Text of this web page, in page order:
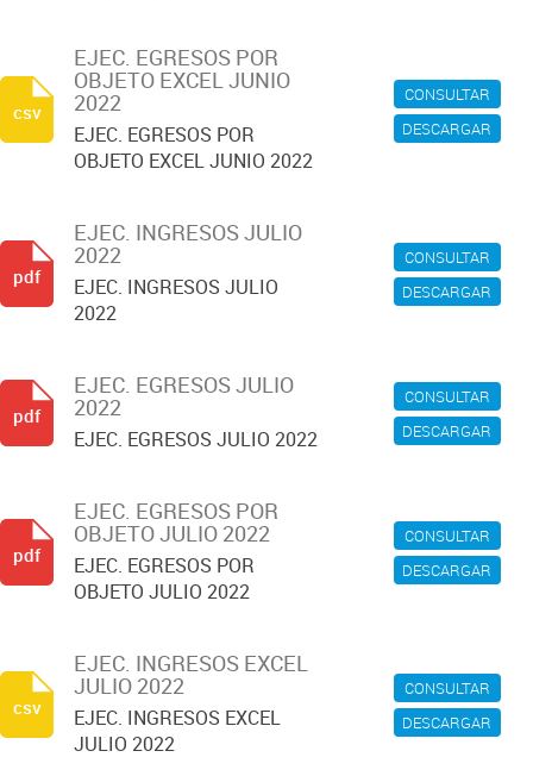
CONSULTAR
DESCARGAR
EJEC. EGRESOS POR
OBJETO EXCEL JUNIO
2022
EJEC. EGRESOS POR
OBJETO EXCEL JUNIO 2022
csv
CONSULTAR
DESCARGAR
EJEC. INGRESOS JULIO
2022
EJEC. INGRESOS JULIO
2022
pdf
CONSULTAR
DESCARGAR
EJEC. EGRESOS JULIO
2022
EJEC. EGRESOS JULIO 2022
pdf
CONSULTAR
DESCARGAR
EJEC. EGRESOS POR
OBJETO JULIO 2022
EJEC. EGRESOS POR
OBJETO JULIO 2022
pdf
CONSULTAR
DESCARGAR
EJEC. INGRESOS EXCEL
JULIO 2022
EJEC. INGRESOS EXCEL
JULIO 2022
csv